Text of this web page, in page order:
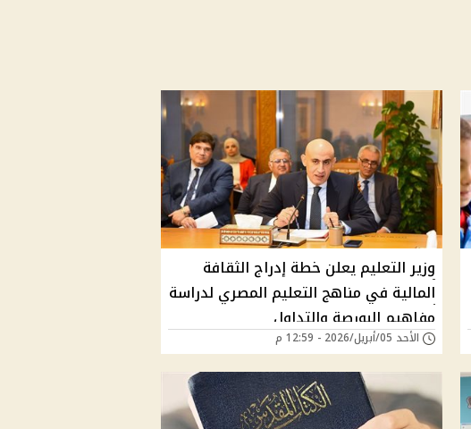
وزير التعليم يعلن خطة إدراج الثقافة
المالية في مناهج التعليم المصري لدراسة
مفاهيم البورصة والتداول
الأحد 05/أبريل/2026 - 12:59 م